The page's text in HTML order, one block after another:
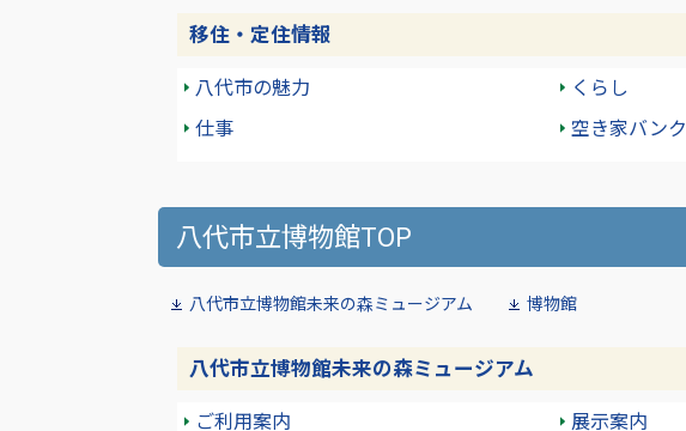
移住・定住情報
八代市の魅力 くらし
仕事
空き家バンク
八代市立博物館TOP
八代市立博物館未来の森ミュージアム 博物館
八代市立博物館未来の森ミュージアム
ご利用案内 展示案内